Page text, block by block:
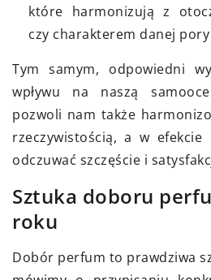
które harmonizują z
czy charakterem danej
Tym samym, odpowiedni
wpływu na naszą
pozwoli nam także
rzeczywistością, a w efekcie
odczuwać szczęście i
Sztuka doboru
roku
Dobór perfum to prawdziwa